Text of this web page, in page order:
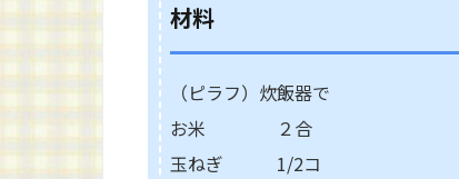
材料
（ピラフ）炊飯器で
お米 ２合
玉ねぎ 1/2コ